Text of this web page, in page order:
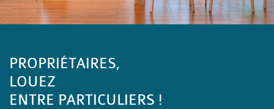
PROPRIÉTAIRES,
LOUEZ
ENTRE PARTICULIERS !